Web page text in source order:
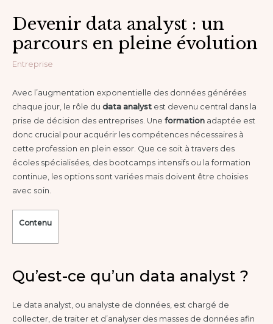
Devenir data analyst : un
parcours en pleine évolution
Entreprise
Avec l’augmentation exponentielle des données générées
chaque jour, le rôle du data analyst est devenu central dans la
prise de décision des entreprises. Une formation adaptée est
donc crucial pour acquérir les compétences nécessaires à
cette profession en plein essor. Que ce soit à travers des
écoles spécialisées, des bootcamps intensifs ou la formation
continue, les options sont variées mais doivent être choisies
avec soin.
Contenu
Qu’est-ce qu’un data analyst ?
Le data analyst, ou analyste de données, est chargé de
collecter, de traiter et d’analyser des masses de données afin